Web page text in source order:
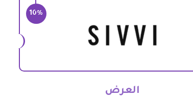
الخاصة بغرف النوم والاحذية ذات الكعب العالي
والأحذية الرياضية وسوف تجد السيدات أروع
حقائب الكتف والحقائب الكبيرة وأيضا حقائب التسوق
الخصر التي انتشرت تلك الأيام والحقائب الرياضية لن
مجموعة فريدة من المجوهرات سواء الأقراط أو الخواتم
أو السادة والجوارب والوشوم التي يمكن أن تقوم
10%
العرض